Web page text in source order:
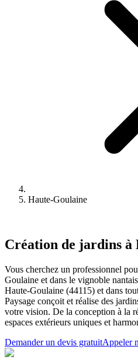
Haute-Goulaine
Création de jardins à
Vous cherchez un professionnel
Goulaine et dans le vignoble
Haute-Goulaine (44115) et dans
Paysage conçoit et réalise des
votre vision. De la conception à la
espaces extérieurs uniques et
Demander un devis gratuitAppeler